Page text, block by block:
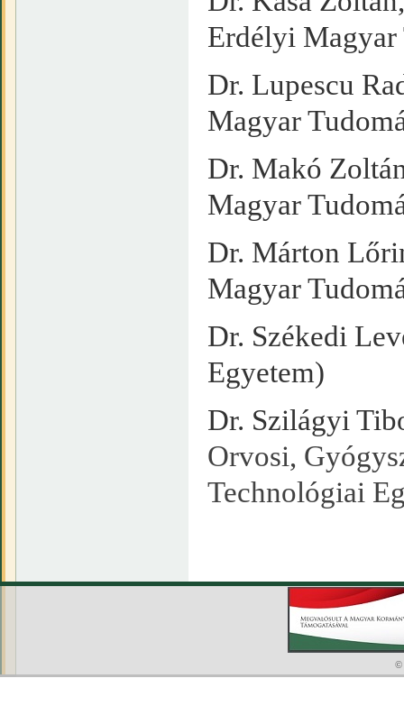
Erdélyi Magyar
Dr. Lupescu
Magyar
Dr. Makó
Magyar
Dr. Márton
Magyar
Dr. Székedi
Egyetem)
Dr. Szilágyi
Orvosi,
Technológiai
©